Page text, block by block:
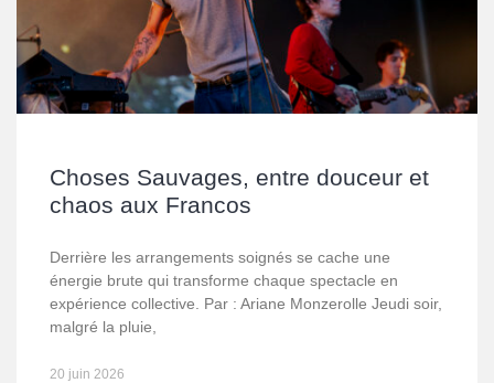
Choses Sauvages, entre douceur et
chaos aux Francos
Derrière les arrangements soignés se cache une
énergie brute qui transforme chaque spectacle en
expérience collective. Par : Ariane Monzerolle Jeudi soir,
malgré la pluie,
20 juin 2026